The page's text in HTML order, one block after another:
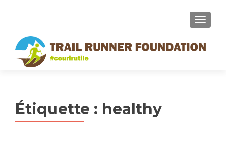
MENU
Étiquette : healthy